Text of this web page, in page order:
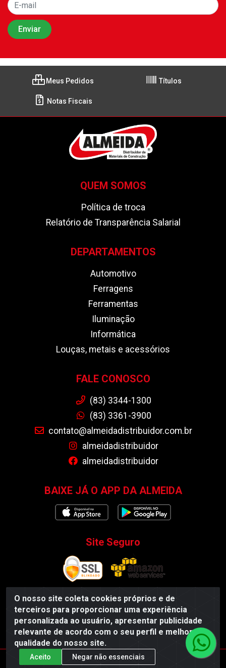
O nosso site coleta cookies próprios e de
terceiros para proporcionar uma experiência
personalizada ao usuário, apresentar publicidade
relevante de acordo com o seu perfil e melhorar a
qualidade do nosso site.
Aceito Negar não essenciais
Meus Pedidos Títulos
Notas Fiscais
QUEM SOMOS
Política de troca
Relatório de Transparência Salarial
DEPARTAMENTOS
Automotivo
Ferragens
Ferramentas
Iluminação
Informática
Louças, metais e acessórios
FALE CONOSCO
(83) 3344-1300
(83) 3361-3900
contato@almeidadistribuidor.com.br
almeidadistribuidor
almeidadistribuidor
BAIXE JÁ O APP DA ALMEIDA
Site Seguro
Almeida Distribuidor - Rodovia BR 104, S/N, Centro -
Esperança/PB - CEP 58135-000 - CNPJ 35.419.548/0001-55